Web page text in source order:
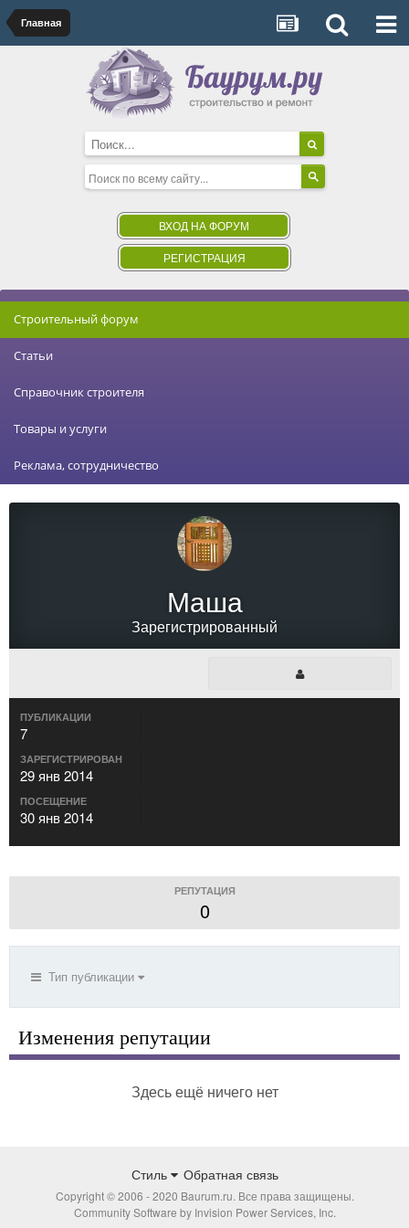
Главная
ВХОД НА ФОРУМ
РЕГИСТРАЦИЯ
Строительный форум
Статьи
Справочник строителя
Товары и услуги
Реклама, сотрудничество
Маша
Зарегистрированный
ПУБЛИКАЦИИ
7
ЗАРЕГИСТРИРОВАН
29 янв 2014
ПОСЕЩЕНИЕ
30 янв 2014
РЕПУТАЦИЯ
0
Тип публикации
Изменения репутации
Здесь ещё ничего нет
Стиль Обратная связь
Copyright © 2006 - 2020 Baurum.ru. Все права защищены.
Community Software by Invision Power Services, Inc.